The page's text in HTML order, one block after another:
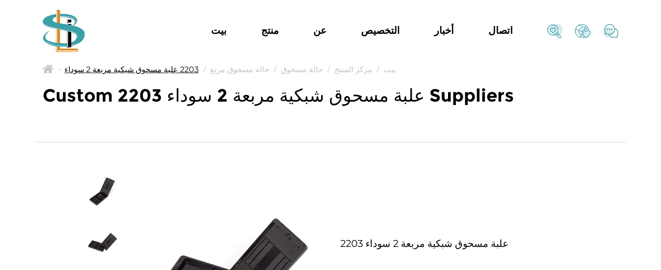
بيت منتج عن التخصيص أخبار اتصال
> بيت / مركز المنتج / حالة مسحوق / حالة مسحوق مربع / 2203 علبة مسحوق شبكية مربعة 2 سوداء
Custom 2203 علبة مسحوق شبكية مربعة 2 سوداء Suppliers
2203 علبة مسحوق شبكية مربعة 2 سوداء